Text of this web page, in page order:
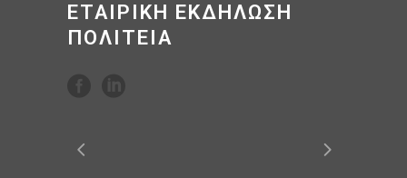
ΕΤΑΙΡΙΚΗ ΕΚΔΗΛΩΣΗ
ΠΟΛΙΤΕΙΑ